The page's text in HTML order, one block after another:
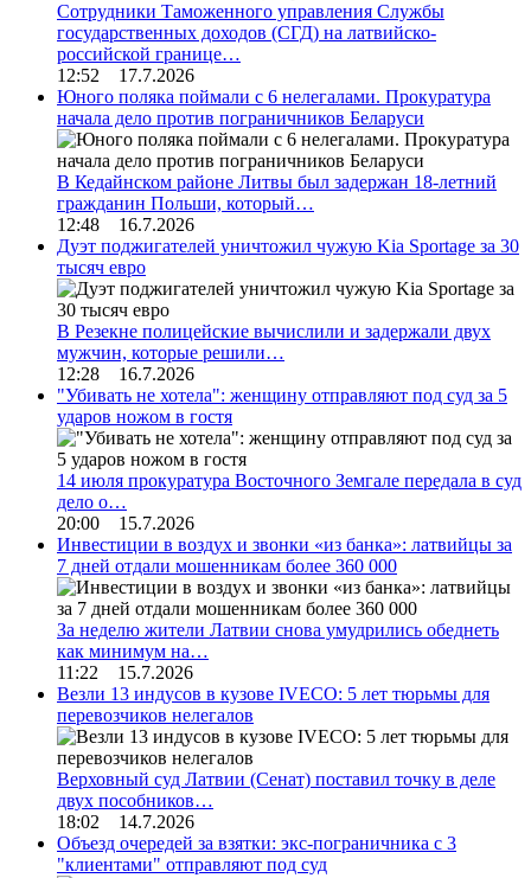
Сотрудники Таможенного управления Службы
государственных доходов (СГД) на латвийско-
российской границе…
12:52 17.7.2026
Юного поляка поймали с 6 нелегалами. Прокуратура
начала дело против пограничников Беларуси
В Кедайнском районе Литвы был задержан 18-летний
гражданин Польши, который…
12:48 16.7.2026
Дуэт поджигателей уничтожил чужую Kia Sportage за 30
тысяч евро
В Резекне полицейские вычислили и задержали двух
мужчин, которые решили…
12:28 16.7.2026
"Убивать не хотела": женщину отправляют под суд за 5
ударов ножом в гостя
14 июля прокуратура Восточного Земгале передала в суд
дело о…
20:00 15.7.2026
Инвестиции в воздух и звонки «из банка»: латвийцы за
7 дней отдали мошенникам более 360 000
За неделю жители Латвии снова умудрились обеднеть
как минимум на…
11:22 15.7.2026
Везли 13 индусов в кузове IVECO: 5 лет тюрьмы для
перевозчиков нелегалов
Верховный суд Латвии (Сенат) поставил точку в деле
двух пособников…
18:02 14.7.2026
Объезд очередей за взятки: экс-пограничника с 3
"клиентами" отправляют под суд